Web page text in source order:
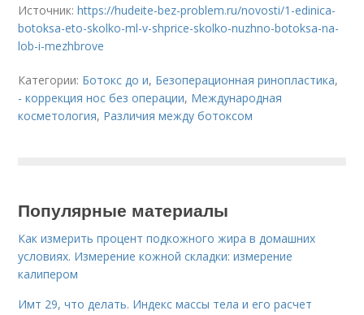
Источник:https://hudeite-bez-problem.ru/novosti/1-edinica-
botoksa-eto-skolko-ml-v-shprice-skolko-nuzhno-botoksa-na-
lob-i-mezhbrove
Категории: Ботокс до и, Безоперационная ринопластика,
- коррекция нос без операции, Международная
косметология, Различия между ботоксом
Популярные материалы
Как измерить процент подкожного жира в домашних
условиях. Измерение кожной складки: измерение
калипером
Имт 29, что делать. Индекс массы тела и его расчет